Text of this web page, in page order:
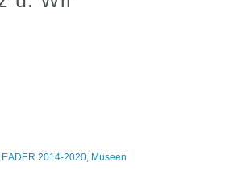
2014-2020, Museen